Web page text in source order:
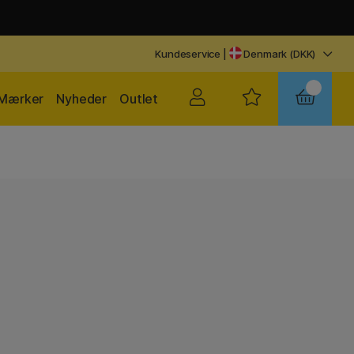
Kundeservice Denmark (DKK)
Outlet
Nyheder